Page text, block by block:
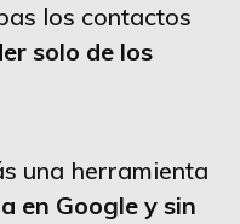
los contactos
solo de los
una herramienta
en Google y sin